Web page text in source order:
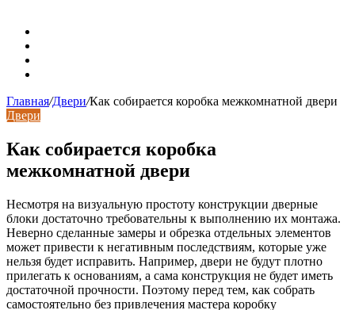
Главная/Двери/Как собирается коробка межкомнатной двери
Двери
Как собирается коробка
межкомнатной двери
Несмотря на визуальную простоту конструкции дверные
блоки достаточно требовательны к выполнению их монтажа.
Неверно сделанные замеры и обрезка отдельных элементов
может привести к негативным последствиям, которые уже
нельзя будет исправить. Например, двери не будут плотно
прилегать к основаниям, а сама конструкция не будет иметь
достаточной прочности. Поэтому перед тем, как собрать
самостоятельно без привлечения мастера коробку